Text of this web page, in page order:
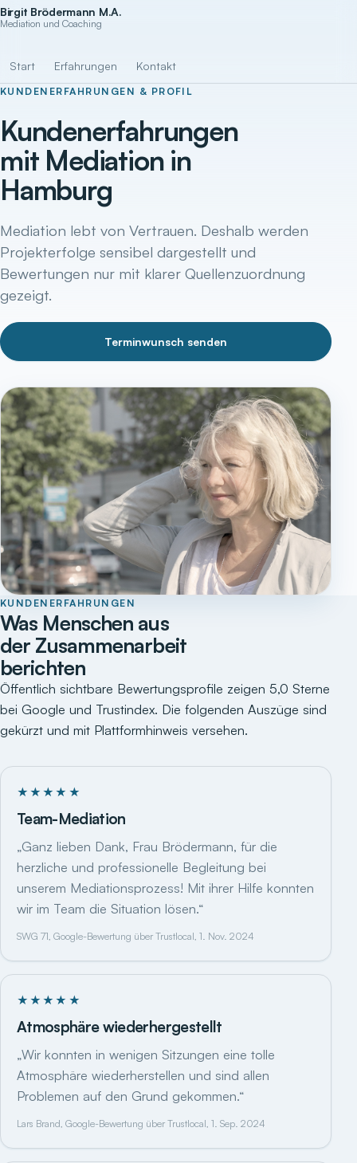
Birgit Brödermann M.A.
Mediation und Coaching
Start Erfahrungen Kontakt
KUNDENERFAHRUNGEN & PROFIL
Kundenerfahrungen
mit Mediation in
Hamburg
Mediation lebt von Vertrauen. Deshalb werden
Projekterfolge sensibel dargestellt und
Bewertungen nur mit klarer Quellenzuordnung
gezeigt.
Terminwunsch senden
KUNDENERFAHRUNGEN
Was Menschen aus
der Zusammenarbeit
berichten
Öffentlich sichtbare Bewertungsprofile zeigen 5,0 Sterne
bei Google und Trustindex. Die folgenden Auszüge sind
gekürzt und mit Plattformhinweis versehen.
★★★★★
Team-Mediation
„Ganz lieben Dank, Frau Brödermann, für die
herzliche und professionelle Begleitung bei
unserem Mediationsprozess! Mit ihrer Hilfe konnten
wir im Team die Situation lösen.“
SWG 71, Google-Bewertung über Trustlocal, 1. Nov. 2024
★★★★★
Atmosphäre wiederhergestellt
„Wir konnten in wenigen Sitzungen eine tolle
Atmosphäre wiederherstellen und sind allen
Problemen auf den Grund gekommen.“
Lars Brand, Google-Bewertung über Trustlocal, 1. Sep. 2024